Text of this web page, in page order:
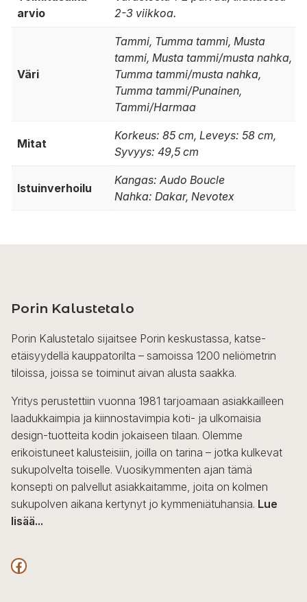
arvio
2-3 viikkoa.
Väri
Tammi, Tumma tammi, Musta
tammi, Musta tammi/musta nahka,
Tumma tammi/musta nahka,
Tumma tammi/Punainen,
Tammi/Harmaa
Mitat
Korkeus: 85 cm, Leveys: 58 cm,
Syvyys: 49,5 cm
Istuinverhoilu
Kangas: Audo Boucle
Nahka: Dakar, Nevotex
Porin Kalustetalo
Porin Kalustetalo sijaitsee Porin keskustassa, katse-
etäisyydellä kauppatorilta – samoissa 1200 neliömetrin
tiloissa, joissa se toiminut aivan alusta saakka.
Yritys perustettiin vuonna 1981 tarjoamaan asiakkailleen
laadukkaimpia ja kiinnostavimpia koti- ja ulkomaisia
design-tuotteita kodin jokaiseen tilaan. Olemme
erikoistuneet kalusteisiin, joilla on tarina – jotka kulkevat
sukupolvelta toiselle. Vuosikymmenten ajan tämä
konsepti on palvellut asiakkaitamme, joita on kolmen
sukupolven aikana kertynyt jo kymmeniätuhansia. Lue
lisää...
F